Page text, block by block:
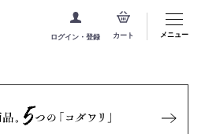
ログイン・登録 カート メニュー